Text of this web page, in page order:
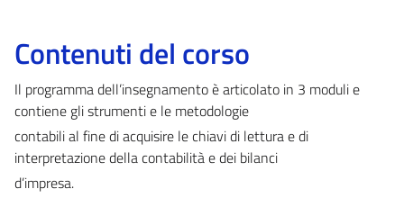
Contenuti del corso
Il programma dell’insegnamento è articolato in 3 moduli e
contiene gli strumenti e le metodologie
contabili al fine di acquisire le chiavi di lettura e di
interpretazione della contabilità e dei bilanci
d’impresa.